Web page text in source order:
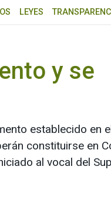
LEYES
y se
establecido en
constituirse en
al vocal del